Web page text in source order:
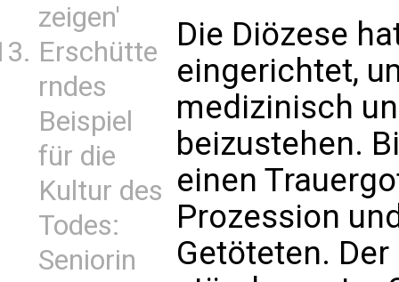
zeigen'
Erschütte
rndes
Beispiel
für die
Kultur des
Todes:
Seniorin
Die Diözese
eingerichtet,
medizinisch
beizustehen.
einen
Prozession
Getöteten.